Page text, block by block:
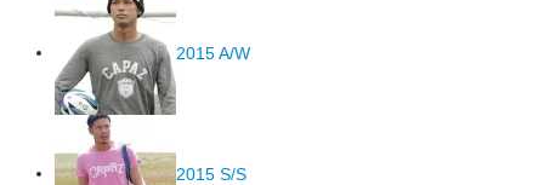
2015 A/W
2015 S/S